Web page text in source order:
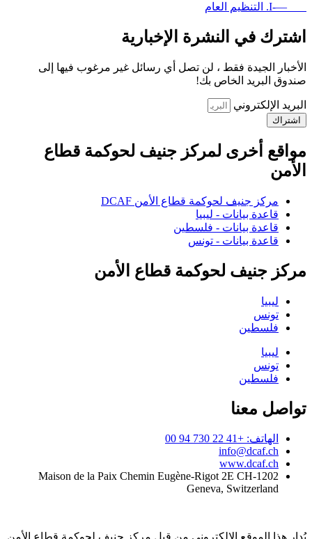
—-I. التنظيم العام
اشترك في النشرة الإخبارية
الأخبار الجيدة فقط ، لن تصل أي رسائل غير مرغوب فيها إلى
صندوق البريد الخاص بك!
البريد الإلكتروني
اشتراك
مواقع أخرى لمركز جنيف لحوكمة قطاع
الأمن
مركز جنيف لحوكمة قطاع الأمن DCAF
قاعدة بيانات - ليبيا
قاعدة بيانات - فلسطين
قاعدة بيانات - تونس
مركز جنيف لحوكمة قطاع الأمن
ليبيا
تونس
فلسطين
ليبيا
تونس
فلسطين
تواصل معنا
الهاتف: +41 22 730 94 00
info@dcaf.ch
www.dcaf.ch
Maison de la Paix Chemin Eugène-Rigot 2E CH-1202
Geneva, Switzerland